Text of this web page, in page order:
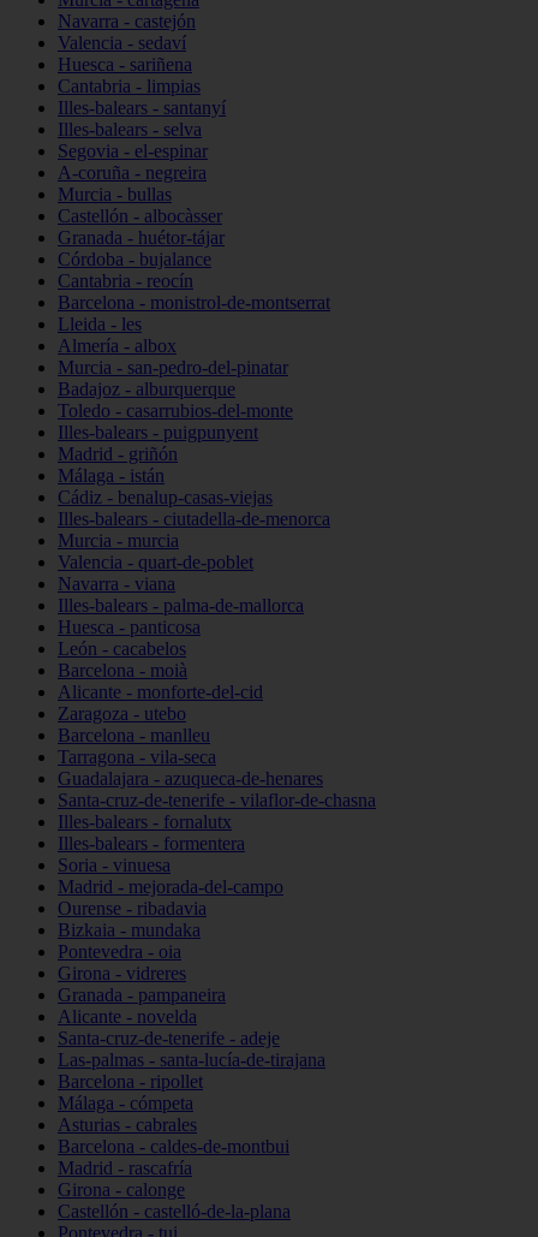
Navarra - castejón
Valencia - sedaví
Huesca - sariñena
Cantabria - limpias
Illes-balears - santanyí
Illes-balears - selva
Segovia - el-espinar
A-coruña - negreira
Murcia - bullas
Castellón - albocàsser
Granada - huétor-tájar
Córdoba - bujalance
Cantabria - reocín
Barcelona - monistrol-de-montserrat
Lleida - les
Almería - albox
Murcia - san-pedro-del-pinatar
Badajoz - alburquerque
Toledo - casarrubios-del-monte
Illes-balears - puigpunyent
Madrid - griñón
Málaga - istán
Cádiz - benalup-casas-viejas
Illes-balears - ciutadella-de-menorca
Murcia - murcia
Valencia - quart-de-poblet
Navarra - viana
Illes-balears - palma-de-mallorca
Huesca - panticosa
León - cacabelos
Barcelona - moià
Alicante - monforte-del-cid
Zaragoza - utebo
Barcelona - manlleu
Tarragona - vila-seca
Guadalajara - azuqueca-de-henares
Santa-cruz-de-tenerife - vilaflor-de-chasna
Illes-balears - fornalutx
Illes-balears - formentera
Soria - vinuesa
Madrid - mejorada-del-campo
Ourense - ribadavia
Bizkaia - mundaka
Pontevedra - oia
Girona - vidreres
Granada - pampaneira
Alicante - novelda
Santa-cruz-de-tenerife - adeje
Las-palmas - santa-lucía-de-tirajana
Barcelona - ripollet
Málaga - cómpeta
Asturias - cabrales
Barcelona - caldes-de-montbui
Madrid - rascafría
Girona - calonge
Castellón - castelló-de-la-plana
Pontevedra - tui